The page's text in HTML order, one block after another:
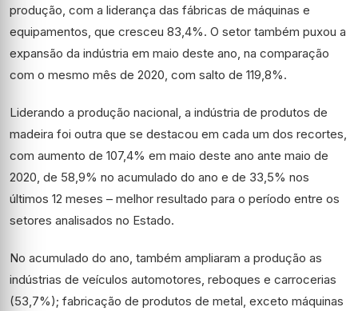
produção, com a liderança das fábricas de máquinas e
equipamentos, que cresceu 83,4%. O setor também puxou a
expansão da indústria em maio deste ano, na comparação
com o mesmo mês de 2020, com salto de 119,8%.
Liderando a produção nacional, a indústria de produtos de
madeira foi outra que se destacou em cada um dos recortes,
com aumento de 107,4% em maio deste ano ante maio de
2020, de 58,9% no acumulado do ano e de 33,5% nos
últimos 12 meses – melhor resultado para o período entre os
setores analisados no Estado.
No acumulado do ano, também ampliaram a produção as
indústrias de veículos automotores, reboques e carrocerias
(53,7%); fabricação de produtos de metal, exceto máquinas